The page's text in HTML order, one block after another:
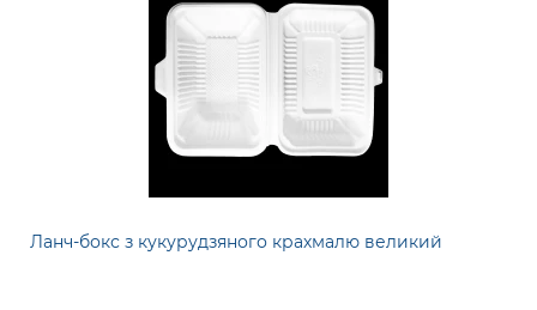
Ланч-бокс з кукурудзяного крахмалю великий